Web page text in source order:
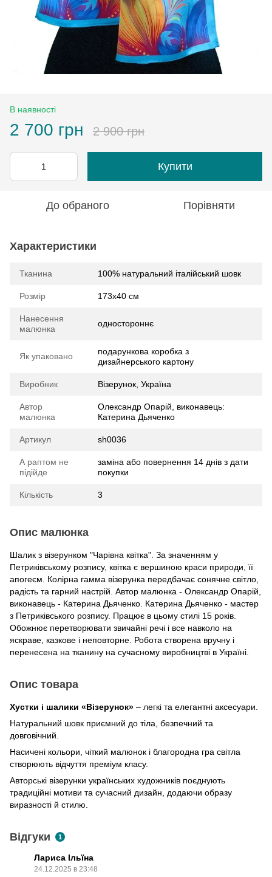
В наявності
2 700 грн 2 900 грн
Купити
До обраного Порівняти
Характеристики
Тканина 100% натуральний італійський шовк
Розмір 173х40 см
Нанесення
малюнка
одностороннє
Як упаковано
подарункова коробка з
дизайнерського картону
Виробник Візерунок, Україна
Автор
малюнка
Олександр Опарій, виконавець:
Катерина Дьяченко
Артикул sh0036
А раптом не
підійде
заміна або повернення 14 днів з дати
покупки
Кількість 3
Опис малюнка
Шалик з візерунком "Чарівна квітка". За значенням у
Петриківському розпису, квітка є вершиною краси природи, її
апогеєм. Колірна гамма візерунка передбачає сонячне світло,
радість та гарний настрій. Автор малюнка - Олександр Опарій,
виконавець - Катерина Дьяченко. Катерина Дьяченко - мастер
з Петриківського розпису. Працює в цьому стилі 15 років.
Обожнює перетворювати звичайні речі і все навколо на
яскраве, казкове і неповторне. Робота створена вручну і
перенесена на тканину на сучасному виробництві в Україні.
Опис товара
Хустки і шалики «Візерунок» – легкі та елегантні аксесуари.
Натуральний шовк приємний до тіла, безпечний та
довговічний.
Насичені кольори, чіткий малюнок і благородна гра світла
створюють відчуття преміум класу.
Авторські візерунки українських художників поєднують
традиційні мотиви та сучасний дизайн, додаючи образу
виразності й стилю.
Відгуки 1
Лариса Ільїна
24.12.2025 в 23:48